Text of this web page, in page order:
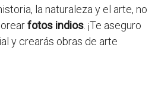
la naturaleza y el arte, no
fotos indios . ¡Te aseguro
y crearás obras de arte